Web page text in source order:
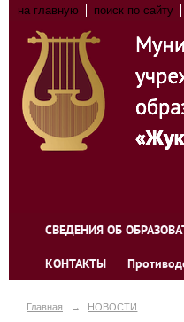
на главную поиск по сайту
СВЕДЕНИЯ ОБ
КОНТАКТЫ
Главная → НОВОСТИ